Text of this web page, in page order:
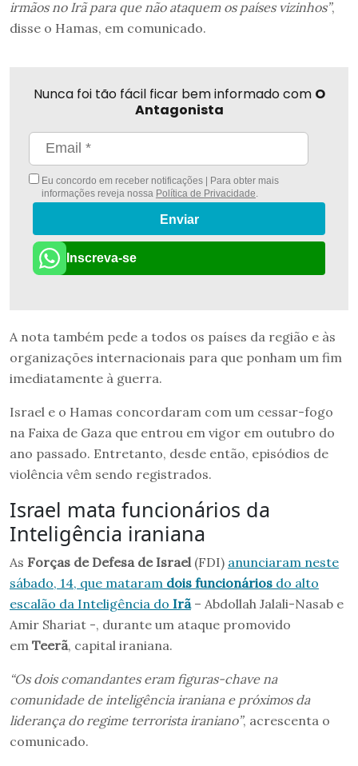
irmãos no Irã para que não ataquem os países vizinhos”,
disse o Hamas, em comunicado.
Nunca foi tão fácil ficar bem informado com O
Antagonista
Eu concordo em receber notificações | Para obter mais
informações reveja nossa Política de Privacidade
Enviar
Inscreva-se
A nota também pede a todos os países da região e às
organizações internacionais para que ponham um fim
imediatamente à guerra.
Israel e o Hamas concordaram com um cessar-fogo
na Faixa de Gaza que entrou em vigor em outubro do
ano passado. Entretanto, desde então, episódios de
violência vêm sendo registrados.
Israel mata funcionários da
Inteligência iraniana
As Forças de Defesa de Israel(FDI) anunciaram neste
sábado, 14, que mataram dois funcionários do alto
escalão da Inteligência do Irã– Abdollah Jalali-Nasab e
Amir Shariat -, durante um ataque promovido
em Teerã, capital iraniana.
“Os dois comandantes eram figuras-chave na
comunidade de inteligência iraniana e próximos da
liderança do regime terrorista iraniano”, acrescenta o
comunicado.